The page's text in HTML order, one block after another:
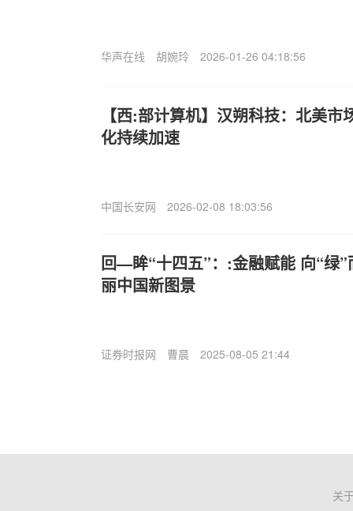
华声在线 胡婉玲 2026-01-26 04:18:56
【西:部计算机】汉朔科技：北美
化持续加速
中国长安网 2026-02-08 18:03:56
回—眸“十四五”：:金融赋能 向“绿
丽中国新图景
证券时报网 曹晨 2025-08-05 21:44
关